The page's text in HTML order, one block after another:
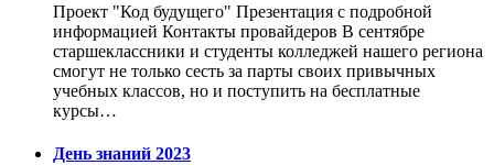
Проект "Код будущего" Презентация с подробной
информацией Контакты провайдеров В сентябре
старшеклассники и студенты колледжей нашего региона
смогут не только сесть за парты своих привычных
учебных классов, но и поступить на бесплатные
курсы…
День знаний 2023